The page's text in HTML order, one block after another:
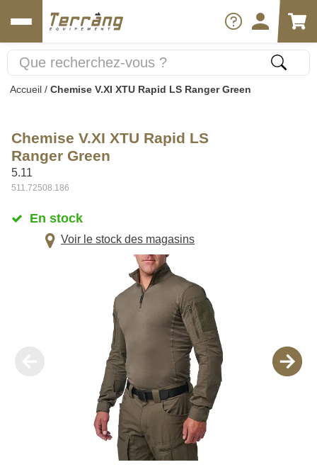
Accueil / Chemise V.XI XTU Rapid LS Ranger Green
Chemise V.XI XTU Rapid LS
Ranger Green
5.11
511.72508.186
En stock
Voir le stock des magasins